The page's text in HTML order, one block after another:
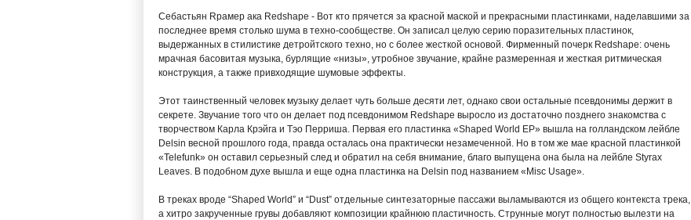
Cебастьян Rрамер ака Redshape - Вот кто прячется за красной маской и прекрасными пластинками, наделавшими за
последнее время столько шума в техно-сообществе. Он записал целую серию поразительных пластинок,
выдержанных в стилистике детройтского техно, но с более жесткой основой. Фирменный почерк Redshape: очень
мрачная басовитая музыка, бурлящие «низы», утробное звучание, крайне размеренная и жесткая ритмическая
конструкция, а также привходящие шумовые эффекты.
Этот таинственный человек музыку делает чуть больше десяти лет, однако свои остальные псевдонимы держит в
секрете. Звучание того что он делает под псевдонимом Redshape выросло из достаточно позднего знакомства с
творчеством Карла Крэйга и Тэо Перриша. Первая его пластинка «Shaped World EP» вышла на голландском лейбле
Delsin весной прошлого года, правда осталась она практически незамеченной. Но в том же мае красной пластинкой
«Telefunk» он оставил серьезный след и обратил на себя внимание, благо выпущена она была на лейбле Styrax
Leaves. В подобном духе вышла и еще одна пластинка на Delsin под названием «Misc Usage».
В треках вроде “Shaped World” и “Dust” отдельные синтезаторные пассажи выламываются из общего контекста трека,
а хитро закрученные грувы добавляют композиции крайнюю пластичность. Струнные могут полностью вылезти на